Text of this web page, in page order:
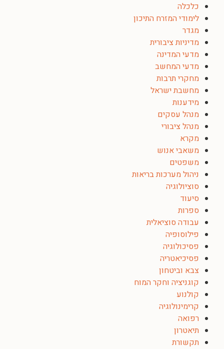
כלכלה
לימודי המזרח התיכון
מגדר
מדיניות ציבורית
מדעי המדינה
מדעי המחשב
מחקרי תרבות
מחשבת ישראל
מידענות
מנהל עסקים
מנהל ציבורי
מקרא
משאבי אנוש
משפטים
ניהול מערכות בריאות
סוציולוגיה
סיעוד
ספרות
עבודה סוציאלית
פילוסופיה
פסיכולוגיה
פסיכיאטריה
צבא וביטחון
קוגניציה וחקר המוח
קולנוע
קרימינולוגיה
רפואה
תיאטרון
תקשורת